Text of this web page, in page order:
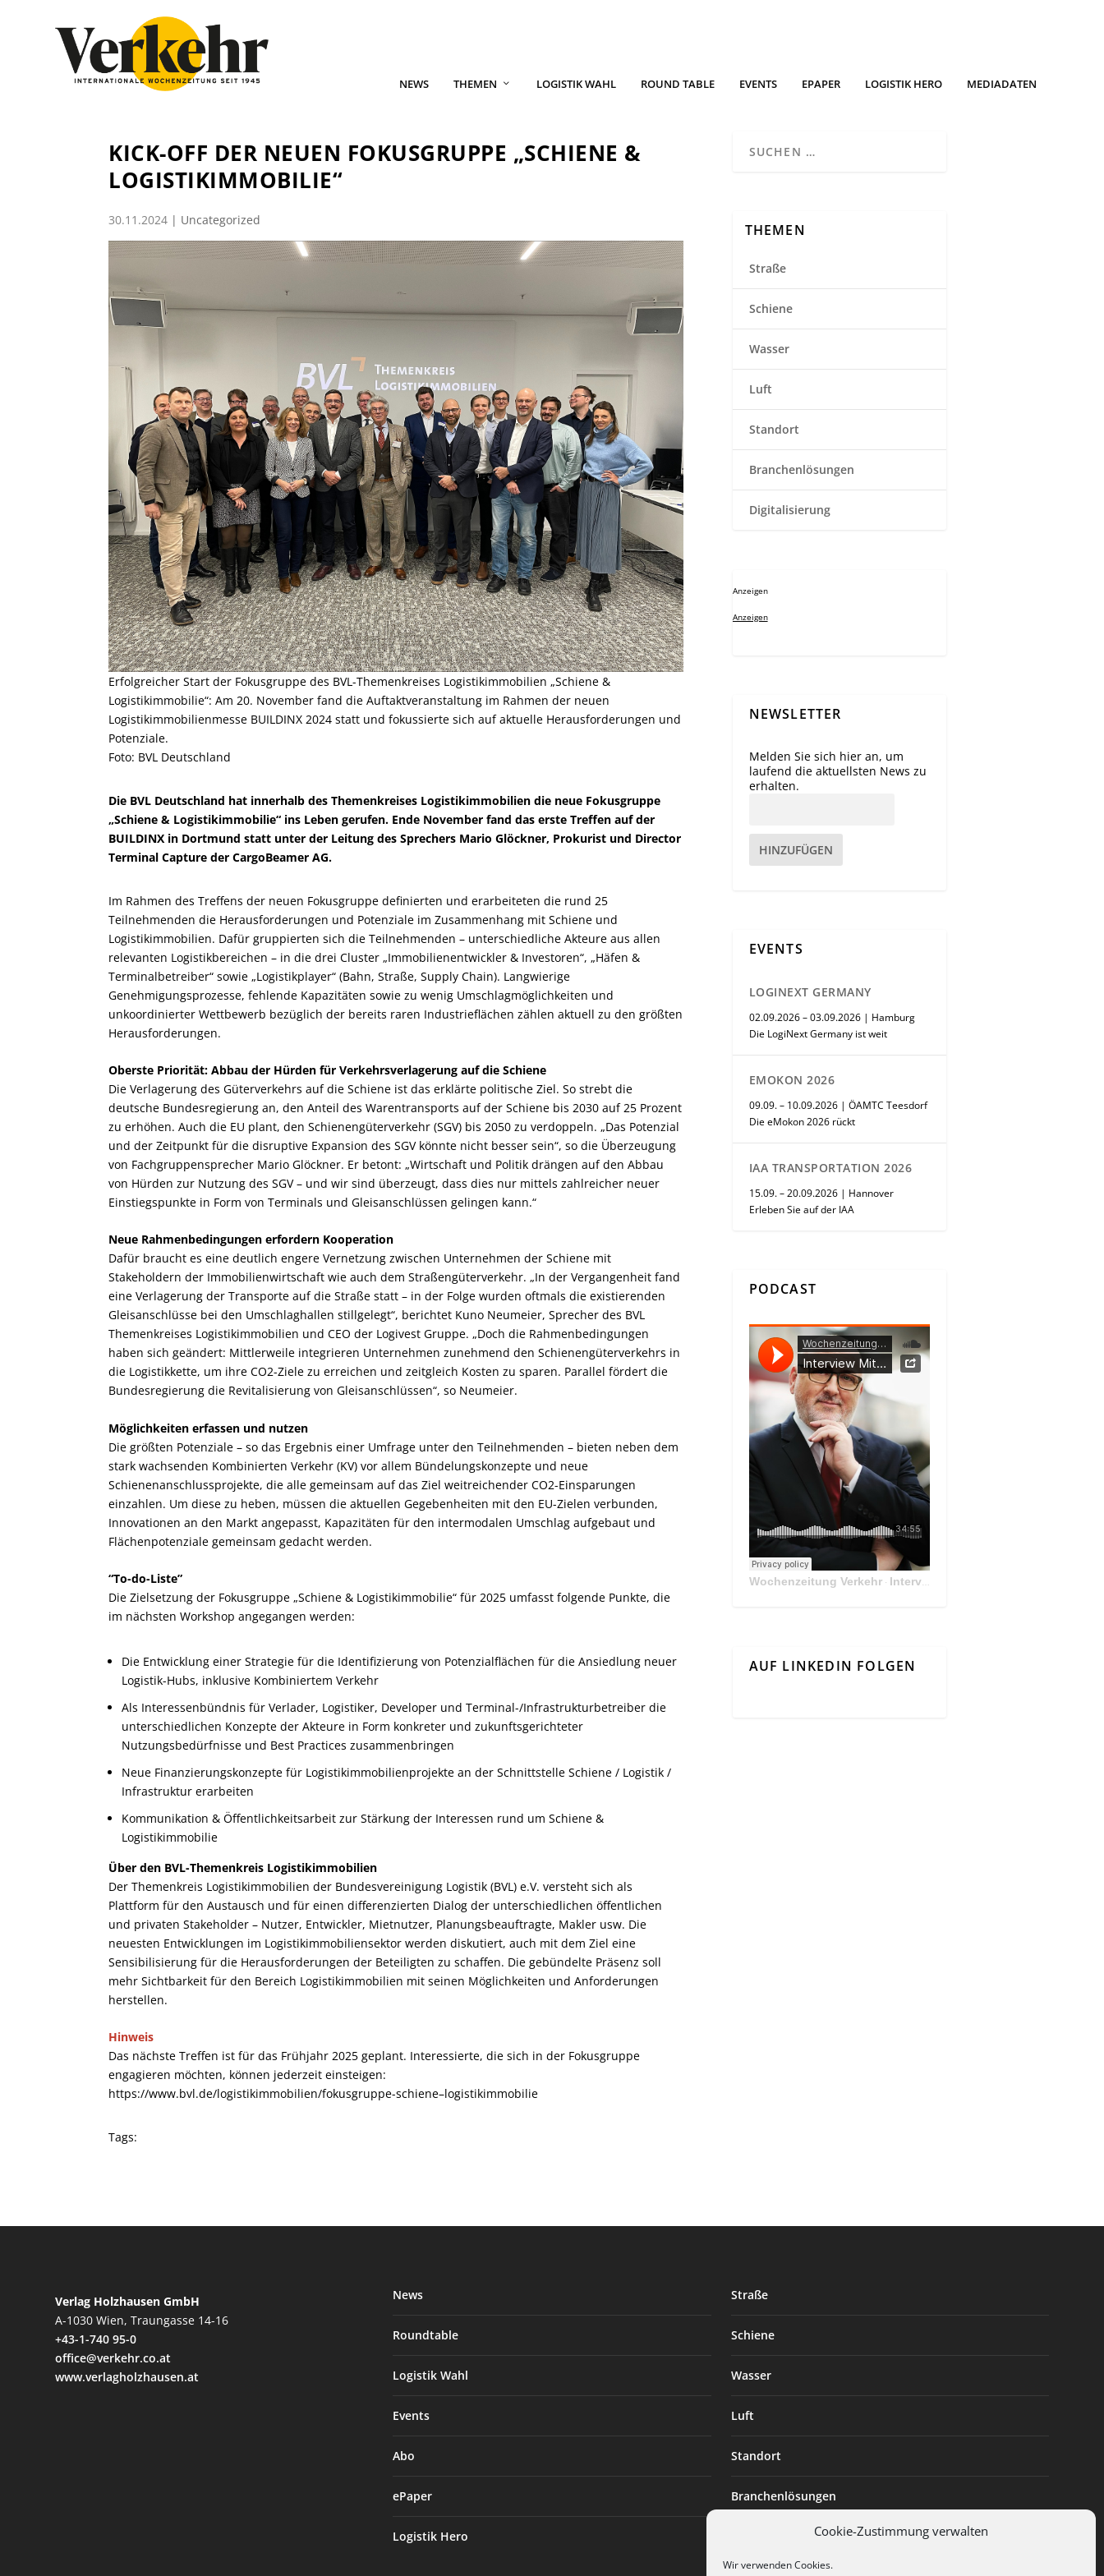
Cookie-Zustimmung verwalten
Wir verwenden Cookies.
NEWS THEMEN LOGISTIK WAHL ROUND TABLE EVENTS EPAPER LOGISTIK HERO MEDIADATEN
KICK-OFF DER NEUEN FOKUSGRUPPE „SCHIENE &
LOGISTIKIMMOBILIE“
30.11.2024 | Uncategorized
Erfolgreicher Start der Fokusgruppe des BVL-Themenkreises Logistikimmobilien „Schiene &
Logistikimmobilie“: Am 20. November fand die Auftaktveranstaltung im Rahmen der neuen
Logistikimmobilienmesse BUILDINX 2024 statt und fokussierte sich auf aktuelle Herausforderungen und
Potenziale.
Foto: BVL Deutschland
Die BVL Deutschland hat innerhalb des Themenkreises Logistikimmobilien die neue Fokusgruppe
„Schiene & Logistikimmobilie“ ins Leben gerufen. Ende November fand das erste Treffen auf der
BUILDINX in Dortmund statt unter der Leitung des Sprechers Mario Glöckner, Prokurist und Director
Terminal Capture der CargoBeamer AG.
Im Rahmen des Treffens der neuen Fokusgruppe definierten und erarbeiteten die rund 25
Teilnehmenden die Herausforderungen und Potenziale im Zusammenhang mit Schiene und
Logistikimmobilien. Dafür gruppierten sich die Teilnehmenden – unterschiedliche Akteure aus allen
relevanten Logistikbereichen – in die drei Cluster „Immobilienentwickler & Investoren“, „Häfen &
Terminalbetreiber“ sowie „Logistikplayer“ (Bahn, Straße, Supply Chain). Langwierige
Genehmigungsprozesse, fehlende Kapazitäten sowie zu wenig Umschlagmöglichkeiten und
unkoordinierter Wettbewerb bezüglich der bereits raren Industrieflächen zählen aktuell zu den größten
Herausforderungen.
Oberste Priorität: Abbau der Hürden für Verkehrsverlagerung auf die Schiene
Die Verlagerung des Güterverkehrs auf die Schiene ist das erklärte politische Ziel. So strebt die
deutsche Bundesregierung an, den Anteil des Warentransports auf der Schiene bis 2030 auf 25 Prozent
zu erhöhen. Auch die EU plant, den Schienengüterverkehr (SGV) bis 2050 zu verdoppeln. „Das Potenzial
und der Zeitpunkt für die disruptive Expansion des SGV könnte nicht besser sein“, so die Überzeugung
von Fachgruppensprecher Mario Glöckner. Er betont: „Wirtschaft und Politik drängen auf den Abbau
von Hürden zur Nutzung des SGV – und wir sind überzeugt, dass dies nur mittels zahlreicher neuer
Einstiegspunkte in Form von Terminals und Gleisanschlüssen gelingen kann.“
Neue Rahmenbedingungen erfordern Kooperation
Dafür braucht es eine deutlich engere Vernetzung zwischen Unternehmen der Schiene mit
Stakeholdern der Immobilienwirtschaft wie auch dem Straßengüterverkehr. „In der Vergangenheit fand
eine Verlagerung der Transporte auf die Straße statt – in der Folge wurden oftmals die existierenden
Gleisanschlüsse bei den Umschlaghallen stillgelegt“, berichtet Kuno Neumeier, Sprecher des BVL
Themenkreises Logistikimmobilien und CEO der Logivest Gruppe. „Doch die Rahmenbedingungen
haben sich geändert: Mittlerweile integrieren Unternehmen zunehmend den Schienengüterverkehrs in
die Logistikkette, um ihre CO2-Ziele zu erreichen und zeitgleich Kosten zu sparen. Parallel fördert die
Bundesregierung die Revitalisierung von Gleisanschlüssen“, so Neumeier.
Möglichkeiten erfassen und nutzen
Die größten Potenziale – so das Ergebnis einer Umfrage unter den Teilnehmenden – bieten neben dem
stark wachsenden Kombinierten Verkehr (KV) vor allem Bündelungskonzepte und neue
Schienenanschlussprojekte, die alle gemeinsam auf das Ziel weitreichender CO2-Einsparungen
einzahlen. Um diese zu heben, müssen die aktuellen Gegebenheiten mit den EU-Zielen verbunden,
Innovationen an den Markt angepasst, Kapazitäten für den intermodalen Umschlag aufgebaut und
Flächenpotenziale gemeinsam gedacht werden.
“To-do-Liste”
Die Zielsetzung der Fokusgruppe „Schiene & Logistikimmobilie“ für 2025 umfasst folgende Punkte, die
im nächsten Workshop angegangen werden:
Die Entwicklung einer Strategie für die Identifizierung von Potenzialflächen für die Ansiedlung neuer
Logistik-Hubs, inklusive Kombiniertem Verkehr
Als Interessenbündnis für Verlader, Logistiker, Developer und Terminal-/Infrastrukturbetreiber die
unterschiedlichen Konzepte der Akteure in Form konkreter und zukunftsgerichteter
Nutzungsbedürfnisse und Best Practices zusammenbringen
Neue Finanzierungskonzepte für Logistikimmobilienprojekte an der Schnittstelle Schiene / Logistik /
Infrastruktur erarbeiten
Kommunikation & Öffentlichkeitsarbeit zur Stärkung der Interessen rund um Schiene &
Logistikimmobilie
Über den BVL-Themenkreis Logistikimmobilien
Der Themenkreis Logistikimmobilien der Bundesvereinigung Logistik (BVL) e.V. versteht sich als
Plattform für den Austausch und für einen differenzierten Dialog der unterschiedlichen öffentlichen
und privaten Stakeholder – Nutzer, Entwickler, Mietnutzer, Planungsbeauftragte, Makler usw. Die
neuesten Entwicklungen im Logistikimmobiliensektor werden diskutiert, auch mit dem Ziel eine
Sensibilisierung für die Herausforderungen der Beteiligten zu schaffen. Die gebündelte Präsenz soll
mehr Sichtbarkeit für den Bereich Logistikimmobilien mit seinen Möglichkeiten und Anforderungen
herstellen.
Hinweis
Das nächste Treffen ist für das Frühjahr 2025 geplant. Interessierte, die sich in der Fokusgruppe
engagieren möchten, können jederzeit einsteigen:
https://www.bvl.de/logistikimmobilien/fokusgruppe-schiene–logistikimmobilie
Tags:
THEMEN
Straße
Schiene
Wasser
Luft
Standort
Branchenlösungen
Digitalisierung
Anzeigen
Anzeigen
NEWSLETTER
Melden Sie sich hier an, um
laufend die aktuellsten News zu
erhalten.
HINZUFÜGEN
EVENTS
LOGINEXT GERMANY
02.09.2026 – 03.09.2026 | Hamburg
Die LogiNext Germany ist weit
EMOKON 2026
09.09. – 10.09.2026 | ÖAMTC Teesdorf
Die eMokon 2026 rückt
IAA TRANSPORTATION 2026
15.09. – 20.09.2026 | Hannover
Erleben Sie auf der IAA
PODCAST
Wochenzeitung Verkehr· Interview Mit Andreas Matthä, CEO der ÖBB Holding
AUF LINKEDIN FOLGEN
Verlag Holzhausen GmbH
A-1030 Wien, Traungasse 14-16
+43-1-740 95-0
office@verkehr.co.at
www.verlagholzhausen.at
News
Roundtable
Logistik Wahl
Events
Abo
ePaper
Logistik Hero
Straße
Schiene
Wasser
Luft
Standort
Branchenlösungen